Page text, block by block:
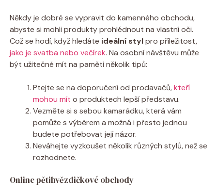
Někdy je dobré se vypravit do kamenného obchodu,
abyste si mohli produkty prohlédnout na vlastní oči.
Což se hodí, když hledáte ideální stylpro příležitost,
jako je svatba nebo večírek. Na osobní návštěvu může
být užitečné mít na paměti několik tipů:
Ptejte se na doporučení od prodavačů,kteří
mohou mít o produktech lepší představu.
Vezměte si s sebou kamarádku, která vám
pomůže s výběrem a možná i přesto jednou
budete potřebovat její názor.
Neváhejte vyzkoušet několik různých stylů, než se
rozhodnete.
Online pětihvězdičkové obchody